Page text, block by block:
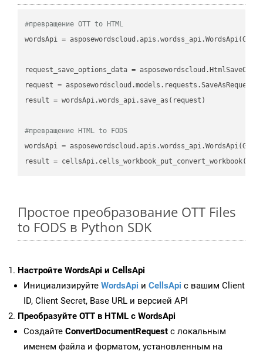
#превращение OTT to HTML
wordsApi =
request_save_options_data =
request
result = wordsApi.words_api.save_as(request)
#превращение HTML to FODS
wordsApi =
result =
Простое преобразование OTT Files
to FODS в Python SDK
Настройте WordsApi и CellsApi
Инициализируйте WordsApi и CellsApi с вашим Client
ID, Client Secret, Base URL и версией API
Преобразуйте OTT в HTML с WordsApi
Создайте ConvertDocumentRequest с локальным
именем файла и форматом, установленным на